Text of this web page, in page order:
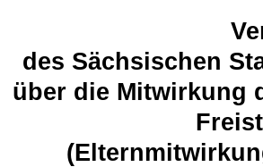
des Sächsischen
über die Mitwirkung